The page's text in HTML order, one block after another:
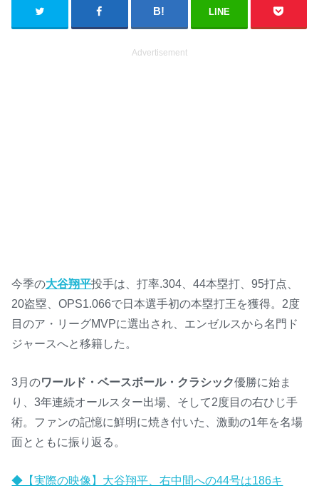
LINE
Advertisement
今季の大谷翔平投手は、打率.304、44本塁打、95打点、
20盗塁、OPS1.066で日本選手初の本塁打王を獲得。2度
目のア・リーグMVPに選出され、エンゼルスから名門ド
ジャースへと移籍した。
3月のワールド・ベースボール・クラシック優勝に始ま
り、3年連続オールスター出場、そして2度目の右ひじ手
術。ファンの記憶に鮮明に焼き付いた、激動の1年を名場
面とともに振り返る。
◆【実際の映像】大谷翔平、右中間への44号は186キ